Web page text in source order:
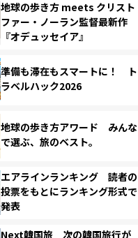
地球の歩き方 meets クリスト
ファー・ノーラン監督最新作
『オデュッセイア』
準備も滞在もスマートに！ ト
ラベルハック2026
地球の歩き方アワード みんな
で選ぶ、旅のベスト。
エアラインランキング 読者の
投票をもとにランキング形式で
発表
Next韓国旅 次の韓国旅行が